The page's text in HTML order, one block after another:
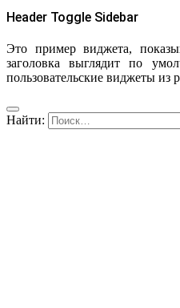
Header Toggle Sidebar
Это пример виджета,
заголовка выглядит по
пользовательские виджеты из
Найти: